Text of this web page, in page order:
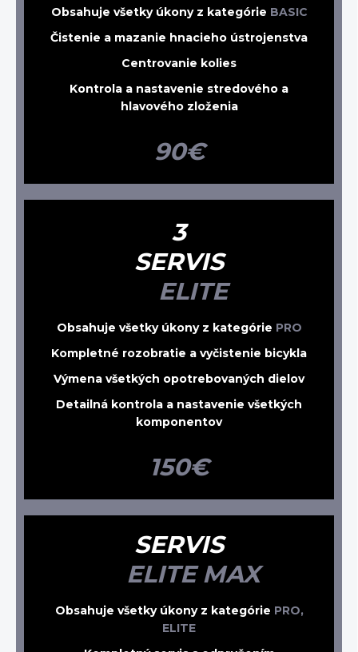
Obsahuje všetky úkony z kategórie BASIC
Čistenie a mazanie hnacieho ústrojenstva
Centrovanie kolies
Kontrola a nastavenie stredového a
hlavového zloženia
90€
3
SERVIS
ELITE
Obsahuje všetky úkony z kategórie PRO
Kompletné rozobratie a vyčistenie bicykla
Výmena všetkých opotrebovaných dielov
Detailná kontrola a nastavenie všetkých
komponentov
150€
SERVIS
ELITE MAX
Obsahuje všetky úkony z kategórie PRO,
ELITE